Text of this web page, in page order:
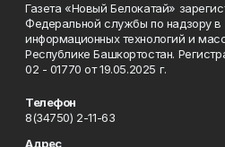
Газета «Новый Белокатай»
Федеральной службы по надзору в
информационных технологий и
Республике Башкортостан.
02 - 01770 от 19.05.2025 г.
Телефон
8(34750) 2-11-63
Адрес